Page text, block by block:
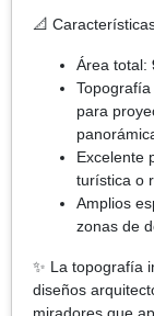
📐
Área total:
Topografía
para
Excelente
turística o
Amplios
zonas de
✨ La topografía
diseños
miradores que